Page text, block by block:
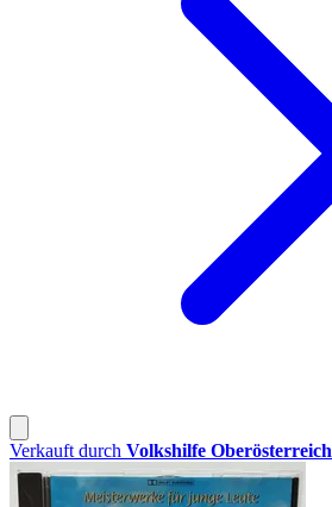
Verkauft durch Volkshilfe Oberösterreich